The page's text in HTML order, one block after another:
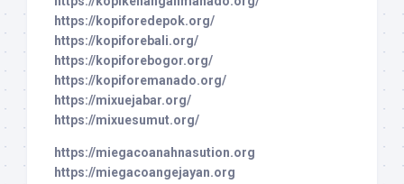
https://kopiforedepok.org/
https://kopiforebali.org/
https://kopiforebogor.org/
https://kopiforemanado.org/
https://mixuejabar.org/
https://mixuesumut.org/
https://miegacoanahnasution.org
https://miegacoangejayan.org